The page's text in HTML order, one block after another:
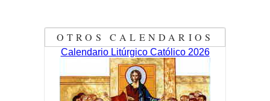
OTROS CALENDARIOS
Calendario Litúrgico Católico 2026